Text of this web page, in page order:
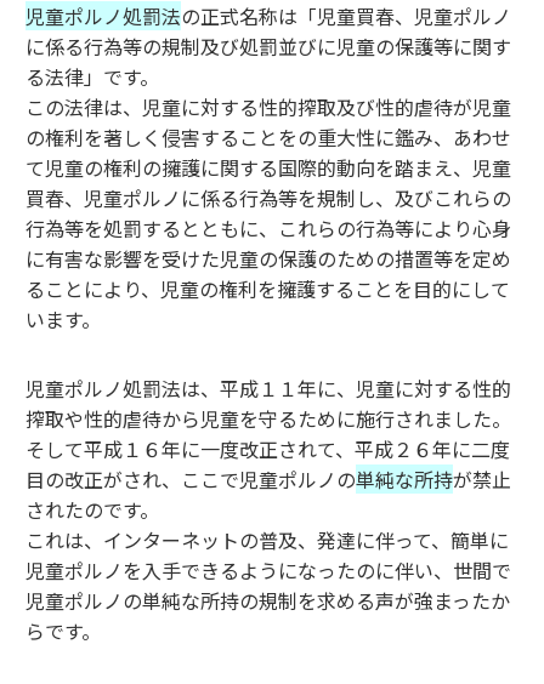
児童ポルノ処罰法の正式名称は「児童買春、児童ポルノ
に係る行為等の規制及び処罰並びに児童の保護等に関す
る法律」です。
この法律は、児童に対する性的搾取及び性的虐待が児童
の権利を著しく侵害することをの重大性に鑑み、あわせ
て児童の権利の擁護に関する国際的動向を踏まえ、児童
買春、児童ポルノに係る行為等を規制し、及びこれらの
行為等を処罰するとともに、これらの行為等により心身
に有害な影響を受けた児童の保護のための措置等を定め
ることにより、児童の権利を擁護することを目的にして
います。
児童ポルノ処罰法は、平成１１年に、児童に対する性的
搾取や性的虐待から児童を守るために施行されました。
そして平成１６年に一度改正されて、平成２６年に二度
目の改正がされ、ここで児童ポルノの単純な所持が禁止
されたのです。
これは、インターネットの普及、発達に伴って、簡単に
児童ポルノを入手できるようになったのに伴い、世間で
児童ポルノの単純な所持の規制を求める声が強まったか
らです。